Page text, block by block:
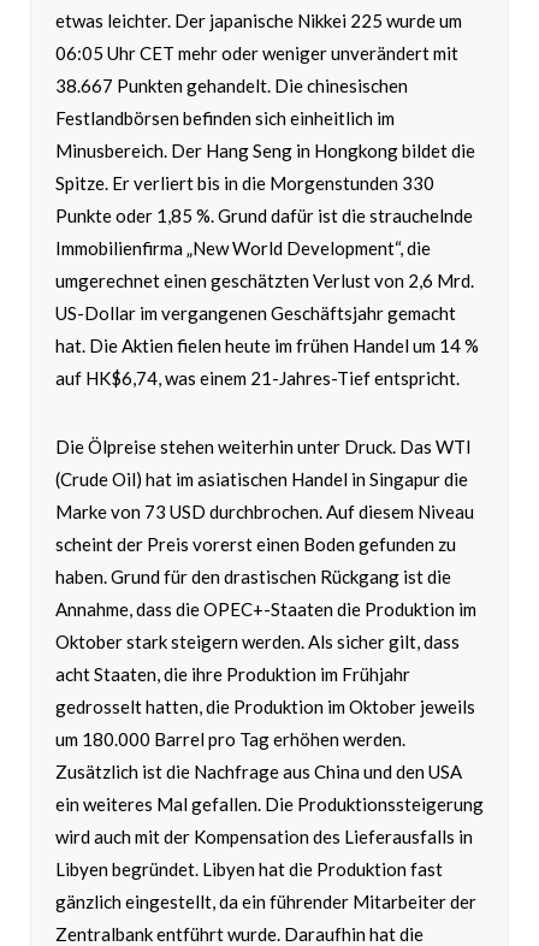
etwas leichter. Der japanische Nikkei 225 wurde um
06:05 Uhr CET mehr oder weniger unverändert mit
38.667 Punkten gehandelt. Die chinesischen
Festlandbörsen befinden sich einheitlich im
Minusbereich. Der Hang Seng in Hongkong bildet die
Spitze. Er verliert bis in die Morgenstunden 330
Punkte oder 1,85 %. Grund dafür ist die strauchelnde
Immobilienfirma „New World Development“, die
umgerechnet einen geschätzten Verlust von 2,6 Mrd.
US-Dollar im vergangenen Geschäftsjahr gemacht
hat. Die Aktien fielen heute im frühen Handel um 14 %
auf HK$6,74, was einem 21-Jahres-Tief entspricht.
Die Ölpreise stehen weiterhin unter Druck. Das WTI
(Crude Oil) hat im asiatischen Handel in Singapur die
Marke von 73 USD durchbrochen. Auf diesem Niveau
scheint der Preis vorerst einen Boden gefunden zu
haben. Grund für den drastischen Rückgang ist die
Annahme, dass die OPEC+-Staaten die Produktion im
Oktober stark steigern werden. Als sicher gilt, dass
acht Staaten, die ihre Produktion im Frühjahr
gedrosselt hatten, die Produktion im Oktober jeweils
um 180.000 Barrel pro Tag erhöhen werden.
Zusätzlich ist die Nachfrage aus China und den USA
ein weiteres Mal gefallen. Die Produktionssteigerung
wird auch mit der Kompensation des Lieferausfalls in
Libyen begründet. Libyen hat die Produktion fast
gänzlich eingestellt, da ein führender Mitarbeiter der
Zentralbank entführt wurde. Daraufhin hat die